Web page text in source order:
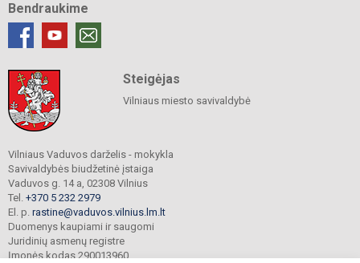
Bendraukime
Steigėjas
Vilniaus miesto savivaldybė
Vilniaus Vaduvos darželis - mokykla
Savivaldybės biudžetinė įstaiga
Vaduvos g. 14 a, 02308 Vilnius
Tel. +370 5 232 2979
El. p. rastine@vaduvos.vilnius.lm.lt
Duomenys kaupiami ir saugomi
Juridinių asmenų registre
Įmonės kodas 290013960